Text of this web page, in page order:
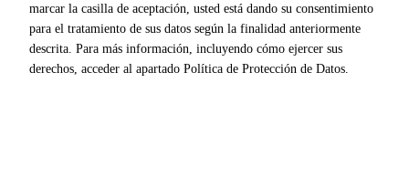
marcar la casilla de aceptación, usted está dando su consentimiento
para el tratamiento de sus datos según la finalidad anteriormente
descrita. Para más información, incluyendo cómo ejercer sus
derechos, acceder al apartado Política de Protección de Datos.